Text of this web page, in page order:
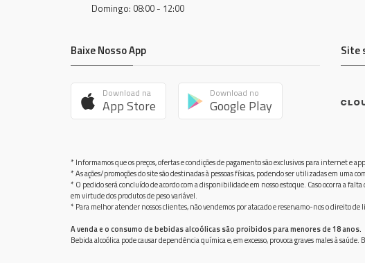
Domingo: 08:00 - 12:00
Baixe Nosso App
Download na
App Store
Download no
Google Play
Site
* Informamos que os preços, ofertas e condições de pagamento são exclusivos para internet e
* As ações/promoções do site são destinadas à pessoas físicas, podendo ser utilizadas em uma
* O pedido será concluído de acordo com a disponibilidade em nosso estoque. Caso ocorra a
em virtude dos produtos de peso variável.
* Para melhor atender nossos clientes, não vendemos por atacado e reservamo-nos o direito
A venda e o consumo de bebidas alcoólicas são proibidos para menores de 18 anos.
Bebida alcoólica pode causar dependência química e, em excesso, provoca graves males à saúde.